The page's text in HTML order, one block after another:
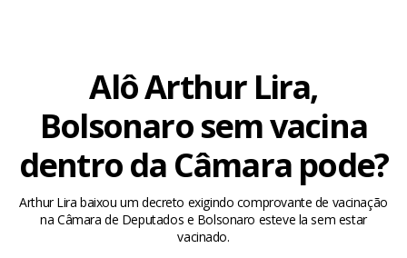
Alô Arthur Lira,
Bolsonaro sem vacina
dentro da Câmara pode?
Arthur Lira baixou um decreto exigindo comprovante de vacinação
na Câmara de Deputados e Bolsonaro esteve la sem estar
vacinado.